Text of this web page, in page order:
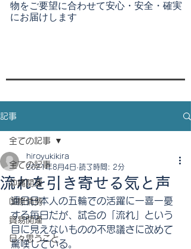
物をご要望に合わせて安心・安全・確実
にお届けします
記事
全ての記事
沖縄関連
国際情勢
貿易関連
日々思うこと
全ての記事
流れを引き寄せる気と声
hiroyukikira
2021年8月4日 読了時間: 2分
連日日本人の五輪での活躍に一喜一憂
する毎日だが、試合の「流れ」という
目に見えないものの不思議さに改めて
驚嘆している。